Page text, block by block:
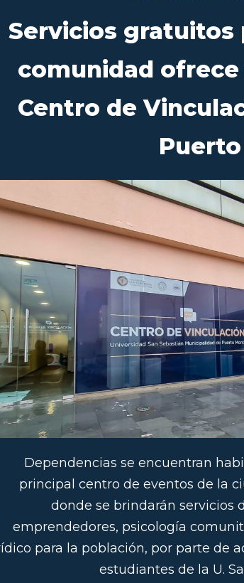
Servicios gratuitos
comunidad
Centro de
Dependencias se encuentran
principal centro de eventos de la
donde se brindarán servicios
emprendedores, psicología
para la población, por parte de
estudiantes de la U.